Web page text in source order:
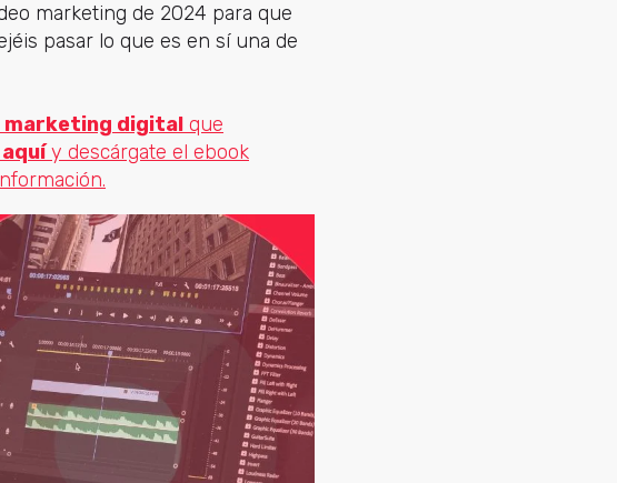
marketing de 2024 para que
pasar lo que es en sí una de
marketing digital que
y descárgate el ebook